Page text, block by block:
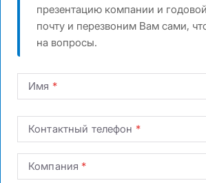
презентацию компании и
почту и перезвоним Вам сами,
на вопросы.
Имя
Контактный телефон
Компания